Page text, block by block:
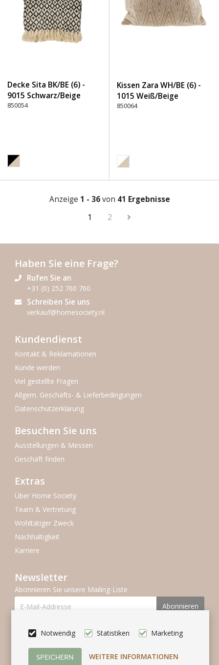
Notwendig Statistiken Marketing
WEITERE INFORMATIONEN
Decke Sita BK/BE (6) -
9015 Schwarz/Beige
850054
Kissen Zara WH/BE (6) -
1015 Weiß/Beige
850064
Anzeige 1 - 36von 41 Ergebnisse
1
2
Haben Sie eine Frage?
Rufen Sie an
+31 (0) 252 760 760
Schreiben Sie uns
verkauf@homesociety.nl
Kundendienst
Kontakt & Reklamationen
Kunde werden
Viel gestellte Fragen
Allgem. Geschäfts- & Lieferbedingungen
Datenschutzerklärung
Besuchen Sie uns
Ausstellungen & Messen
Geschäft finden
Extras
Über Home Society
Team & Vertretung
Wohltätiger Zweck
Nachhaltigkeit
Karriere
Newsletter
Abonnieren Sie unsere Mailing-Liste
Abonnieren
Folgen Se uns